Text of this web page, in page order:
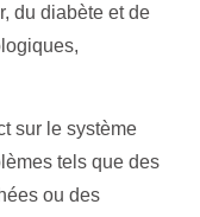
du diabète et de
sur le système
tels que des
ou des